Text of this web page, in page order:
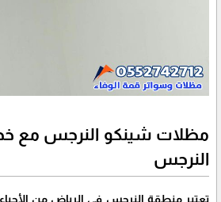
مظلات شينكو النرجس مع
النرجس
تعتبر منطقة النرجس في الرياض من